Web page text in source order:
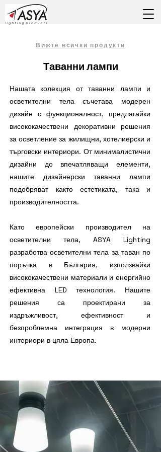
Вижте всички продукти
Таванни лампи
Нашата колекция от таванни лампи и
осветителни тела съчетава модерен
дизайн с функционалност, предлагайки
висококачествени декоративни решения
за осветление за жилищни, хотелиерски и
търговски интериори. От минималистични
дизайни до впечатляващи елементи,
нашите дизайнерски таванни лампи
подобряват както естетиката, така и
производителността.
Като европейски производител на
осветителни тела, ASYA Lighting
разработва осветителни тела за таван по
поръчка в България, използвайки
висококачествени материали и енергийно
ефективна LED технология. Нашите
решения са проектирани за
издръжливост, ефективност и
безпроблемна интеграция в модерни
интериори в цяла Европа.